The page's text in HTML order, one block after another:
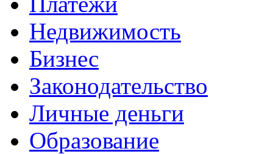
Недвижимость
Бизнес
Законодательство
Личные деньги
Образование